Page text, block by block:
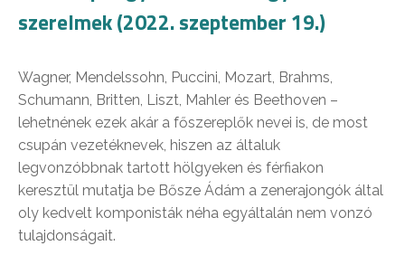
szerelmek (2022. szeptember 19.)
Wagner, Mendelssohn, Puccini, Mozart, Brahms,
Schumann, Britten, Liszt, Mahler és Beethoven –
lehetnének ezek akár a főszereplők nevei is, de most
csupán vezetéknevek, hiszen az általuk
legvonzóbbnak tartott hölgyeken és férfiakon
keresztül mutatja be Bősze Ádám a zenerajongók által
oly kedvelt komponisták néha egyáltalán nem vonzó
tulajdonságait.